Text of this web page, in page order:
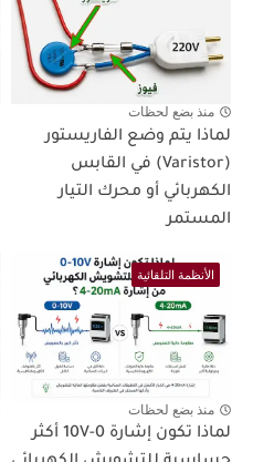
منذ بضع لحظات
لماذا يتم وضع الفاريستور
(Varistor) في القابس
الكهربائي أو محرك التيار
المستمر
الأنظمة التلقائية
منذ بضع لحظات
لماذا تكون إشارة 0-10V أكثر